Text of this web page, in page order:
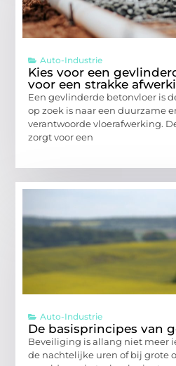
Auto-Industrie
Kies voor een
voor een strakke
Een gevlinderde betonvloer is
op zoek is naar een duurzame
verantwoorde vloerafwerking.
zorgt voor een
Auto-Industrie
De basisprincipes van
Beveiliging is allang niet meer
de nachtelijke uren of bij grote